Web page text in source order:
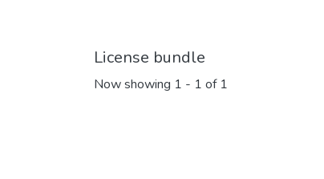
License bundle
Now showing 1 - 1 of 1